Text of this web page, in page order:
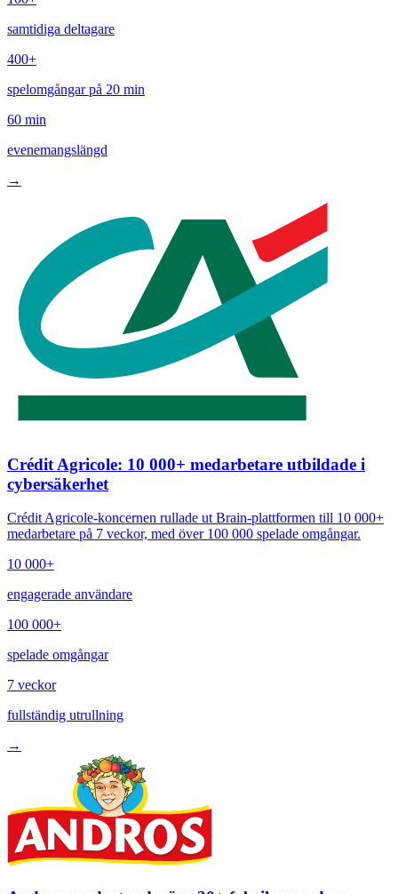
samtidiga deltagare
400+
spelomgångar på 20 min
60 min
evenemangslängd
→
Crédit Agricole: 10 000+ medarbetare utbildade i
cybersäkerhet
Crédit Agricole-koncernen rullade ut Brain-plattformen till 10 000+
medarbetare på 7 veckor, med över 100 000 spelade omgångar.
10 000+
engagerade användare
100 000+
spelade omgångar
7 veckor
fullständig utrullning
→